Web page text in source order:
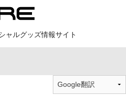
ャルグッズ情報サイト